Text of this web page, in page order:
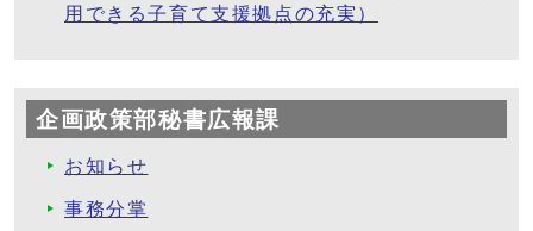
用できる子育て支援拠点の充実）
企画政策部秘書広報課
お知らせ
事務分掌